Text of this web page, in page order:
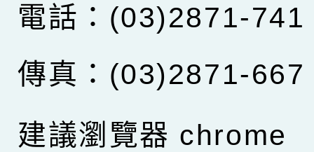
電話：(03)2871-741
傳真：(03)2871-667
建議瀏覽器 chrome